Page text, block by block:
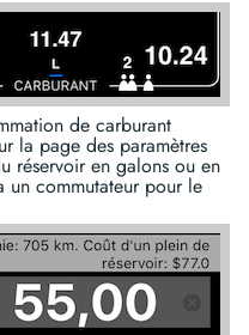
de carburant
la page des paramètres
réservoir en galons ou en
commutateur pour le